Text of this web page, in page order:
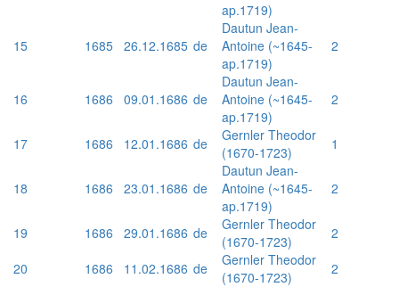
ap.1719)
15 1685 26.12.1685 de
Dautun Jean-
Antoine (~1645-
ap.1719)
2
16 1686 09.01.1686 de
Dautun Jean-
Antoine (~1645-
ap.1719)
2
17 1686 12.01.1686 de
Gernler Theodor
(1670-1723)
1
18 1686 23.01.1686 de
Dautun Jean-
Antoine (~1645-
ap.1719)
2
19 1686 29.01.1686 de
Gernler Theodor
(1670-1723)
2
20
1686 11.02.1686 de
Gernler Theodor
(1670-1723)
2